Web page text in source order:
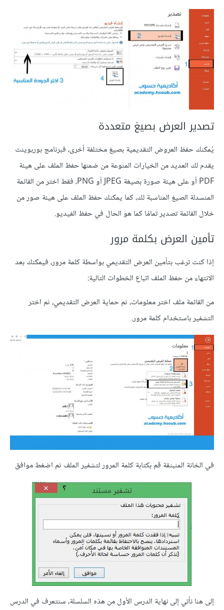
تصدير العرض بصيغ متعددة
يُمكنك حفظ العروض التقديمية بصيغ مختلفة أخرى، فبرنامج بوربوينت
يقدم لك العديد من الخيارات المنوعة من ضمنها حفظ الملف على هيئة
PDF أو على هيئة صورة بصيغة JPEG أو PNG، فقط اختر من القائمة
المنسدلة الصيغ المناسبة لك، كما يمكنك حفظ الملف على هيئة صور من
خلال القائمة تصدير تمامًا كما هو الحال في حفظ الفيديو.
تأمين العرض بكلمة مرور
إذا كنت ترغب بتأمين العرض التقديمي بواسطة كلمة مرور، فيمكنك بعد
الانتهاء من حفظ الملف اتباع الخطوات التالية:
من القائمة ملف اختر معلومات، ثم حماية العرض التقديمي، ثم اختر
التشفير باستخدام كلمة مرور.
في الخانة المنبثقة قم بكتابة كلمة المرور لتشفير الملف ثم اضغط موافق
إلى هنا نأتي إلى نهاية الدرس الأول من هذه السلسلة، سنتعرف في الدرس